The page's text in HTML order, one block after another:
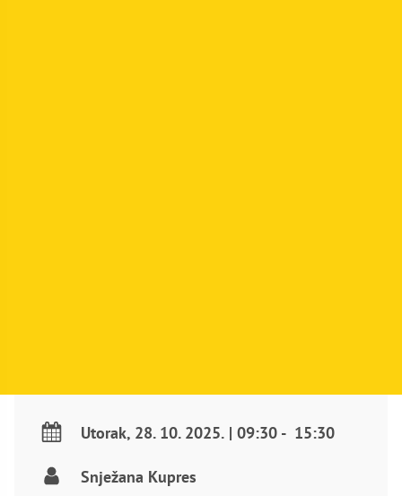
Utorak, 28. 10. 2025. | 09:30 - 15:30
Snježana Kupres